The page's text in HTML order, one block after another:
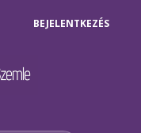
BEJELENTKEZÉS